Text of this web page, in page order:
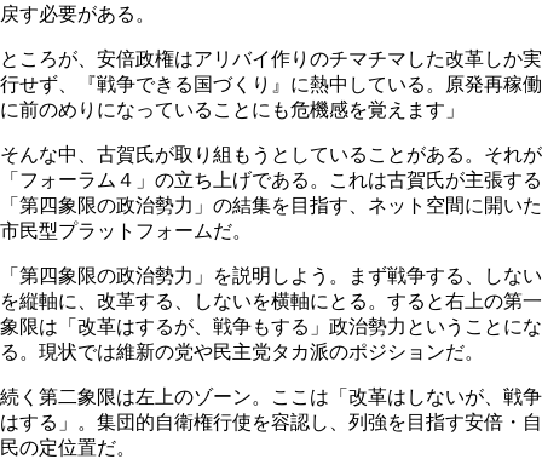
戻す必要がある。
ところが、安倍政権はアリバイ作りのチマチマした改革しか実
行せず、『戦争できる国づくり』に熱中している。原発再稼働
に前のめりになっていることにも危機感を覚えます」
そんな中、古賀氏が取り組もうとしていることがある。それが
「フォーラム４」の立ち上げである。これは古賀氏が主張する
「第四象限の政治勢力」の結集を目指す、ネット空間に開いた
市民型プラットフォームだ。
「第四象限の政治勢力」を説明しよう。まず戦争する、しない
を縦軸に、改革する、しないを横軸にとる。すると右上の第一
象限は「改革はするが、戦争もする」政治勢力ということにな
る。現状では維新の党や民主党タカ派のポジションだ。
続く第二象限は左上のゾーン。ここは「改革はしないが、戦争
はする」。集団的自衛権行使を容認し、列強を目指す安倍・自
民の定位置だ。